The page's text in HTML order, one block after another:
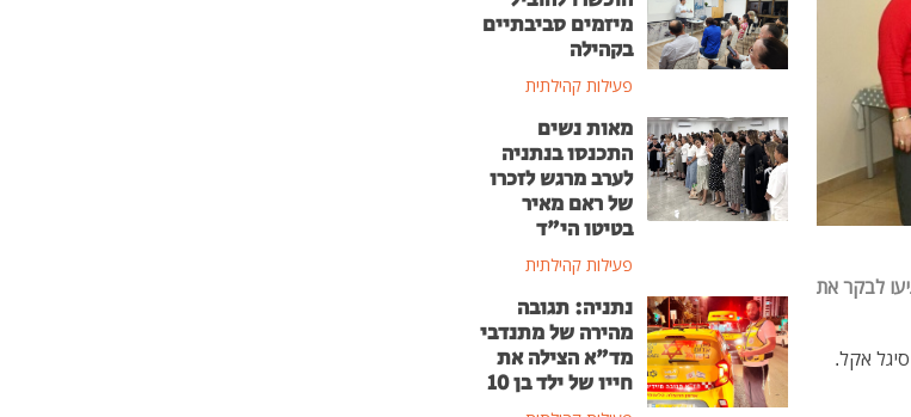
לבקר את
אקל.
מיזמים סביבתיים
בקהילה
פעילות קהילתית
מאות נשים
התכנסו בנתניה
לערב מרגש לזכרו
של ראם מאיר
בטיטו הי"ד
פעילות קהילתית
נתניה: תגובה
מהירה של מתנדבי
מד"א הצילה את
חייו של ילד בן 10